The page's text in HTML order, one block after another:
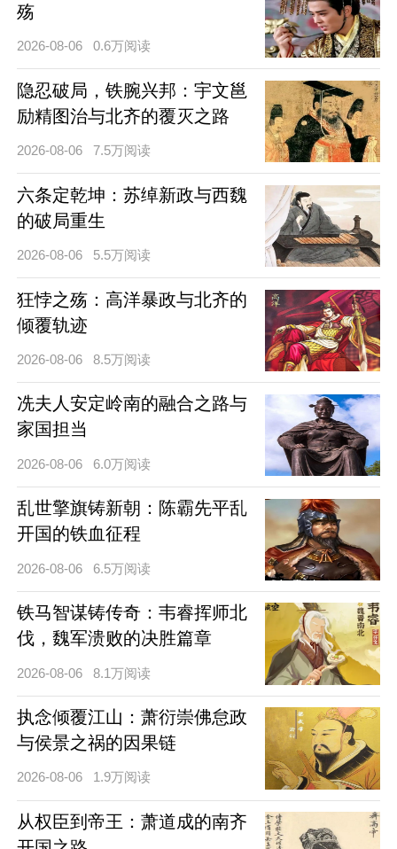
殇
2026-08-06 0.6万阅读
隐忍破局，铁腕兴邦：宇文邕
励精图治与北齐的覆灭之路
2026-08-06 7.5万阅读
六条定乾坤：苏绰新政与西魏
的破局重生
2026-08-06 5.5万阅读
狂悖之殇：高洋暴政与北齐的
倾覆轨迹
2026-08-06 8.5万阅读
冼夫人安定岭南的融合之路与
家国担当
2026-08-06 6.0万阅读
乱世擎旗铸新朝：陈霸先平乱
开国的铁血征程
2026-08-06 6.5万阅读
铁马智谋铸传奇：韦睿挥师北
伐，魏军溃败的决胜篇章
2026-08-06 8.1万阅读
执念倾覆江山：萧衍崇佛怠政
与侯景之祸的因果链
2026-08-06 1.9万阅读
从权臣到帝王：萧道成的南齐